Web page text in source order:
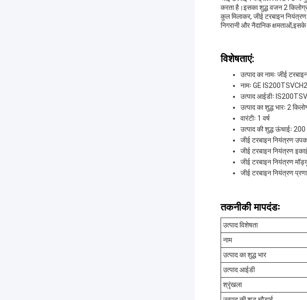
करता है।इसका शुद्ध वजन 2
कुल मिलाकर, जीई टरबाइन नियंत्रण
निगरानी और नैदानिक
विशेषताएं:
उत्पाद का नामः जीई
नामः GE
उत्पाद आईडीः
उत्पाद का शुद्ध भारः 2
वारंटीः 1 वर्ष
उत्पाद की शुद्ध ऊंचाईः 200
जीई टरबाइन नियंत्रण
जीई टरबाइन नियंत्रण
जीई टरबाइन नियंत्रण
जीई टरबाइन नियंत्रण
तकनीकी मापदंडः
उत्पाद विशेषता
नाम
उत्पाद का शुद्ध भार
उत्पाद आईडी
श्रृंखला